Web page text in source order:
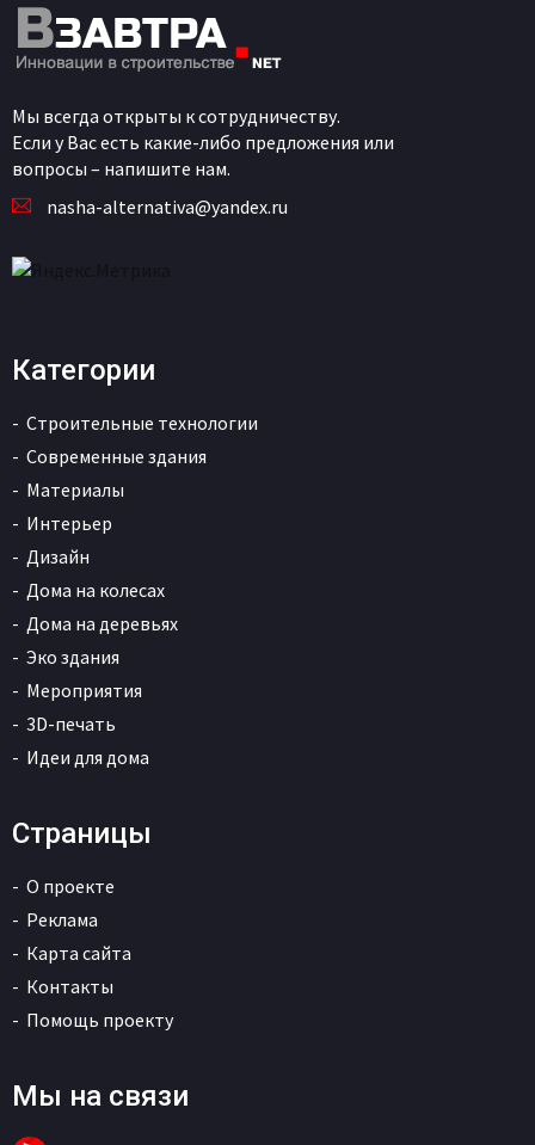
Мы всегда открыты к сотрудничеству.
Если у Вас есть какие-либо предложения или
вопросы – напишите нам.
nasha-alternativa@yandex.ru
Категории
Строительные технологии
Современные здания
Материалы
Интерьер
Дизайн
Дома на колесах
Дома на деревьях
Эко здания
Мероприятия
3D-печать
Идеи для дома
Страницы
О проекте
Реклама
Карта сайта
Контакты
Помощь проекту
Мы на связи